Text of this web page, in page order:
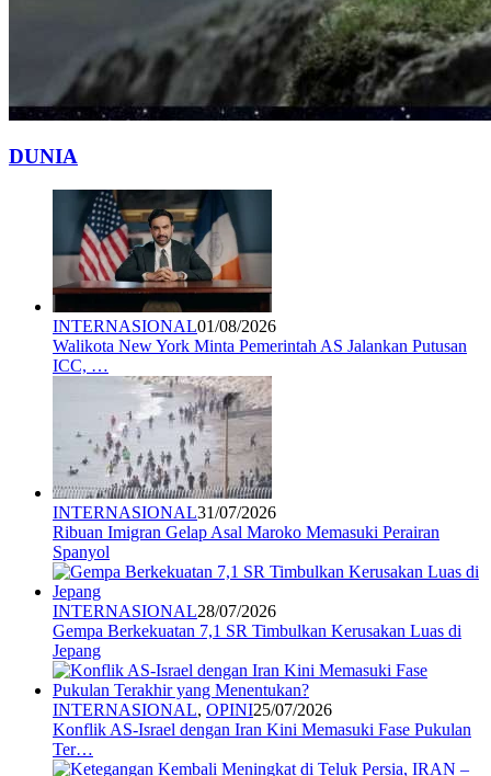
DUNIA
INTERNASIONAL01/08/2026
Walikota New York Minta Pemerintah AS Jalankan Putusan
ICC, …
INTERNASIONAL31/07/2026
Ribuan Imigran Gelap Asal Maroko Memasuki Perairan
Spanyol
INTERNASIONAL28/07/2026
Gempa Berkekuatan 7,1 SR Timbulkan Kerusakan Luas di
Jepang
INTERNASIONAL, OPINI25/07/2026
Konflik AS-Israel dengan Iran Kini Memasuki Fase Pukulan
Ter…